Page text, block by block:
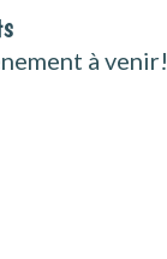
à venir!